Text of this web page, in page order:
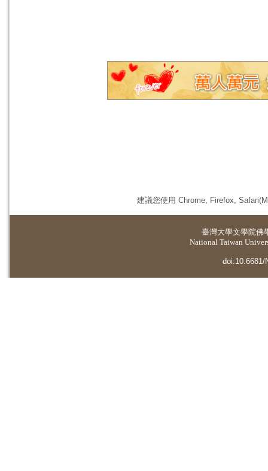
建議您使用 Chrome, Firefox,
臺灣大學文學院佛
National Taiwan
doi:10.6681/